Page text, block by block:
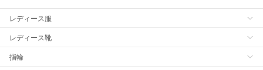
レディース服
レディース靴
指輪